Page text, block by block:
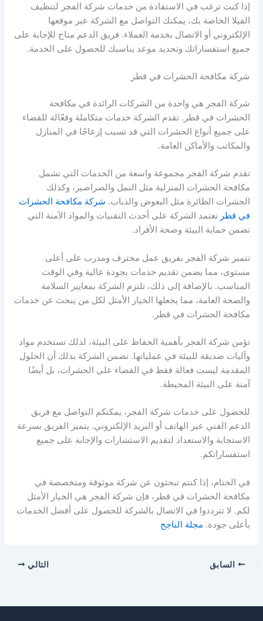
إذا كنت ترغب في الاستفادة من خدمات شركة الفجر لتنظيف
الفيلا الخاصة بك، يمكنك التواصل مع الشركة عبر موقعها
الإلكتروني أو الاتصال بخدمة العملاء. فريق الدعم متاح للإجابة على
جميع استفساراتك وتحديد موعد يناسبك للحصول على الخدمة.
شركة مكافحة الحشرات في قطر
شركة الفجر هي واحدة من الشركات الرائدة في مكافحة
الحشرات في قطر. تقدم الشركة خدمات متكاملة وفعّالة للقضاء
على جميع أنواع الحشرات التي قد تسبب إزعاجًا في المنازل
والمكاتب والأماكن العامة.
تقدم شركة الفجر مجموعة واسعة من الخدمات التي تشمل
مكافحة الحشرات المنزلية مثل النمل والصراصير، وكذلك
الحشرات الطائرة مثل البعوض والذباب. شركة مكافحة الحشرات
في قطر تعتمد الشركة على أحدث التقنيات والمواد الآمنة التي
تضمن حماية البيئة وصحة الأفراد.
تتميز شركة الفجر بفريق عمل محترف ومدرب على أعلى
مستوى، مما يضمن تقديم خدمات بجودة عالية وفي الوقت
المناسب. بالإضافة إلى ذلك، تلتزم الشركة بمعايير السلامة
والصحة العامة، مما يجعلها الخيار الأمثل لكل من يبحث عن خدمات
مكافحة الحشرات في قطر.
تؤمن شركة الفجر بأهمية الحفاظ على البيئة، لذلك تستخدم مواد
وآليات صديقة للبيئة في عملياتها. تضمن الشركة بذلك أن الحلول
المقدمة ليست فعالة فقط في القضاء على الحشرات، بل أيضًا
آمنة على البيئة المحيطة.
للحصول على خدمات شركة الفجر، يمكنكم التواصل مع فريق
الدعم الفني عبر الهاتف أو البريد الإلكتروني. يتميز الفريق بسرعة
الاستجابة والاستعداد لتقديم الاستشارات والإجابة على جميع
استفساراتكم.
في الختام، إذا كنتم تبحثون عن شركة موثوقة ومتخصصة في
مكافحة الحشرات في قطر، فإن شركة الفجر هي الخيار الأمثل
لكم. لا تترددوا في الاتصال بالشركة للحصول على أفضل الخدمات
بأعلى جودة. مجلة الناجح
السابق التالي